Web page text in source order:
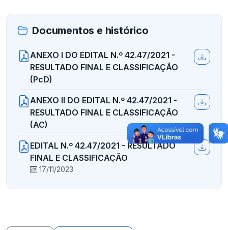
Documentos e histórico
ANEXO I DO EDITAL N.º 42.47/2021 -
RESULTADO FINAL E CLASSIFICAÇÃO
(PcD)
ANEXO II DO EDITAL N.º 42.47/2021 -
RESULTADO FINAL E CLASSIFICAÇÃO
(AC)
EDITAL N.º 42.47/2021 - RESULTADO
FINAL E CLASSIFICAÇÃO
17/11/2023